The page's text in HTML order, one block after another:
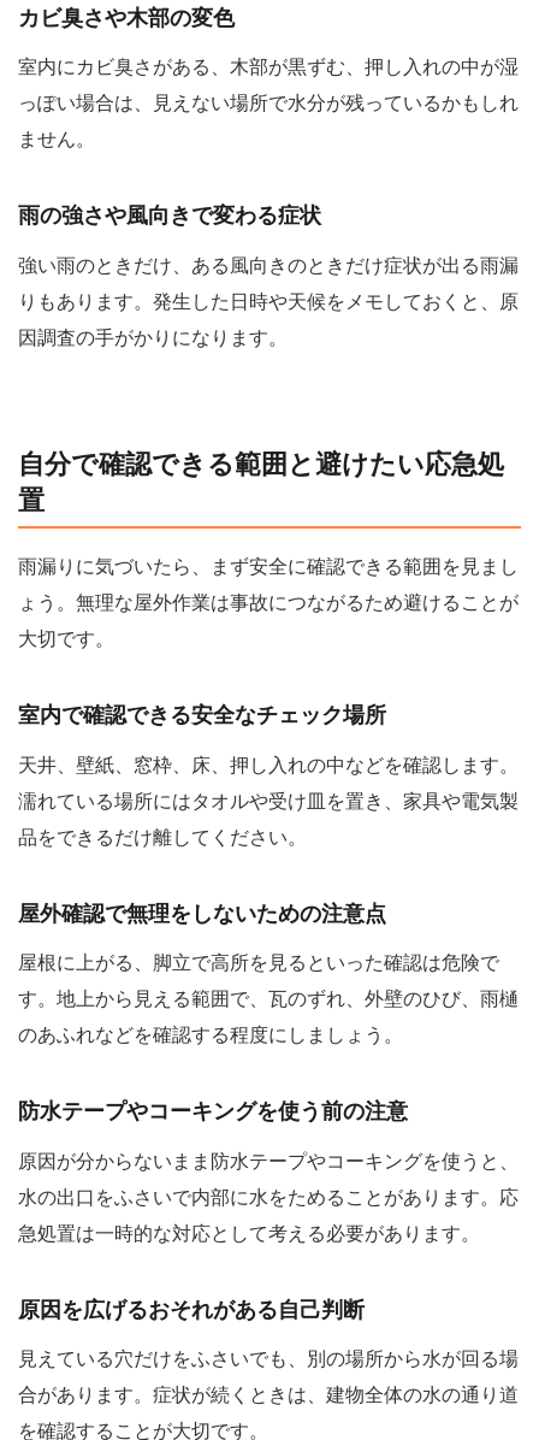
カビ臭さや木部の変色
室内にカビ臭さがある、木部が黒ずむ、押し入れの中が湿
っぽい場合は、見えない場所で水分が残っているかもしれ
ません。
雨の強さや風向きで変わる症状
強い雨のときだけ、ある風向きのときだけ症状が出る雨漏
りもあります。発生した日時や天候をメモしておくと、原
因調査の手がかりになります。
自分で確認できる範囲と避けたい応急処
置
雨漏りに気づいたら、まず安全に確認できる範囲を見まし
ょう。無理な屋外作業は事故につながるため避けることが
大切です。
室内で確認できる安全なチェック場所
天井、壁紙、窓枠、床、押し入れの中などを確認します。
濡れている場所にはタオルや受け皿を置き、家具や電気製
品をできるだけ離してください。
屋外確認で無理をしないための注意点
屋根に上がる、脚立で高所を見るといった確認は危険で
す。地上から見える範囲で、瓦のずれ、外壁のひび、雨樋
のあふれなどを確認する程度にしましょう。
防水テープやコーキングを使う前の注意
原因が分からないまま防水テープやコーキングを使うと、
水の出口をふさいで内部に水をためることがあります。応
急処置は一時的な対応として考える必要があります。
原因を広げるおそれがある自己判断
見えている穴だけをふさいでも、別の場所から水が回る場
合があります。症状が続くときは、建物全体の水の通り道
を確認することが大切です。